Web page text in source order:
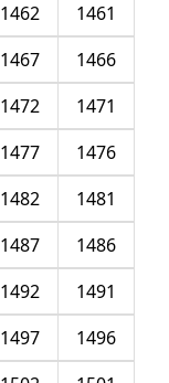
1461
1462
1466
1467
1471
1472
1476
1477
1481
1482
1486
1487
1491
1492
1496
1497